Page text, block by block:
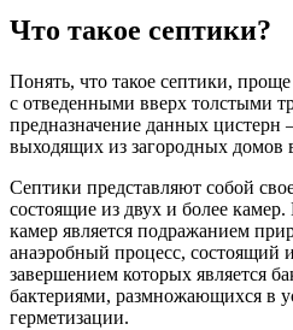
Что такое септики?
Понять, что такое септики,
с отведенными вверх толстыми
предназначение данных
выходящих из загородных домов
Септики представляют собой
состоящие из двух и более
камер является подражанием
анаэробный процесс, состоящий
завершением которых является
бактериями, размножающихся в
герметизации.